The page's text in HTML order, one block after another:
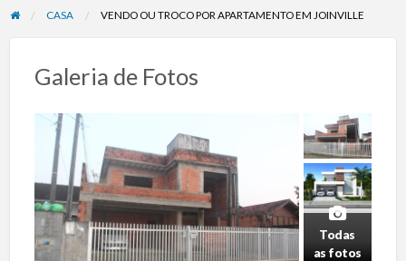
CASA VENDO OU TROCO POR APARTAMENTO EM JOINVILLE
Galeria de Fotos
Todas
as fotos